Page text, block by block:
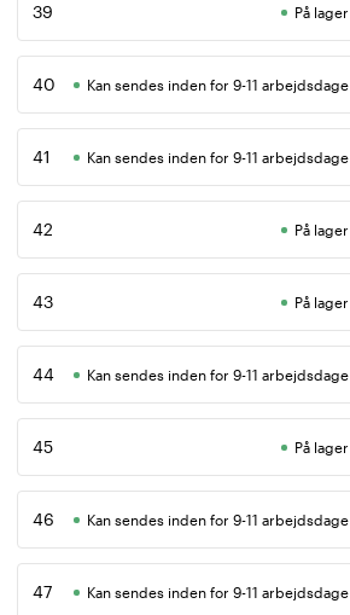
39 På lager
40 Kan sendes inden for 9-11 arbejdsdage
41 Kan sendes inden for 9-11 arbejdsdage
42 På lager
43 På lager
44 Kan sendes inden for 9-11 arbejdsdage
45 På lager
46 Kan sendes inden for 9-11 arbejdsdage
47 Kan sendes inden for 9-11 arbejdsdage